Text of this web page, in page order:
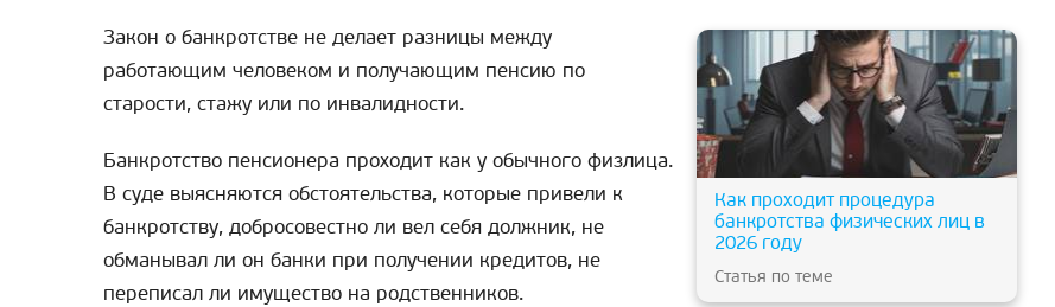
Как проходит процедура
банкротства физических лиц в
2026 году
Статья по теме
Закон о банкротстве не делает разницы между
работающим человеком и получающим пенсию по
старости, стажу или по инвалидности.
Банкротство пенсионера проходит как у обычного физлица.
В суде выясняются обстоятельства, которые привели к
банкротству, добросовестно ли вел себя должник, не
обманывал ли он банки при получении кредитов, не
переписал ли имущество на родственников.